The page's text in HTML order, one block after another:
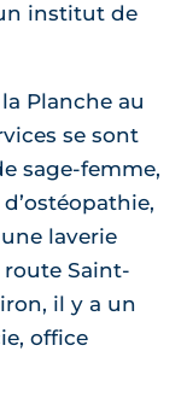
institut de
Planche au
se sont
sage-femme,
laverie
Saint-
il y a un
office